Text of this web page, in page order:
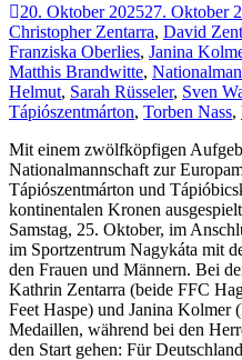
20. Oktober 202527. Oktober
Christopher Zentarra, David
Franziska Oberlies, Janina
Matthis Brandwitte,
Helmut, Sarah Rüsseler, Sven
Tápiószentmárton, Torben Nass,
Mit einem zwölfköpfigen
Nationalmannschaft zur
Tápiószentmárton und
kontinentalen Kronen
Samstag, 25. Oktober, im
im Sportzentrum Nagykáta mit
den Frauen und Männern. Bei
Kathrin Zentarra (beide FFC
Feet Haspe) und Janina
Medaillen, während bei den
den Start gehen: Für